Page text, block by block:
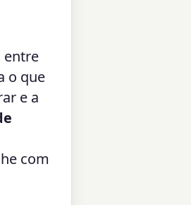
entre
o que
e a
com